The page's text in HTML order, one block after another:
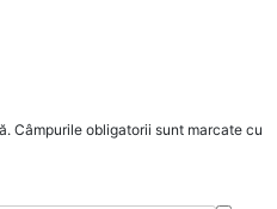
Câmpurile obligatorii sunt marcate cu